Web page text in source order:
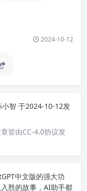
2024-10-12
智 于2024-10-12发
皆由CC-4.0协议发
中文版的强大功
胜的故事，AI助手都